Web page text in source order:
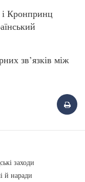
Кронпринц
зв’язків між
заходи
й наради